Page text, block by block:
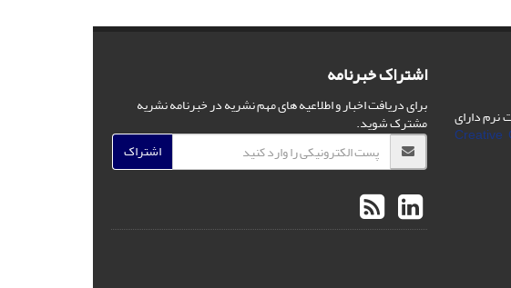
نرم دارای
Creative
اشتراک خبرنامه
برای دریافت اخبار و اطلاعیه های مهم نشریه در خبرنامه نشریه
مشترک شوید.
اشتراک